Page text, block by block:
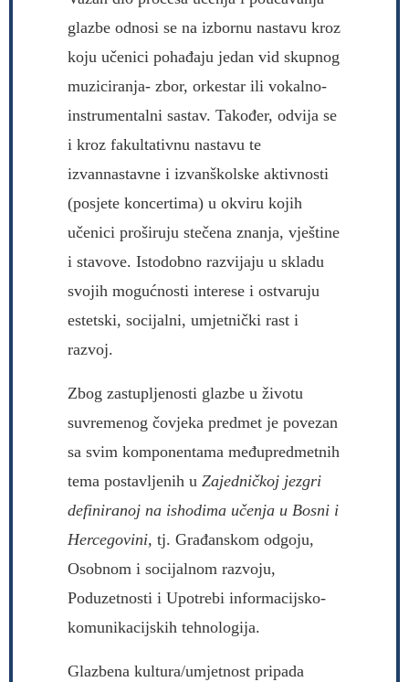
glazbe odnosi se na izbornu nastavu kroz
koju učenici pohađaju jedan vid skupnog
muziciranja- zbor, orkestar ili vokalno-
instrumentalni sastav. Također, odvija se
i kroz fakultativnu nastavu te
izvannastavne i izvanškolske aktivnosti
(posjete koncertima) u okviru kojih
učenici proširuju stečena znanja, vještine
i stavove. Istodobno razvijaju u skladu
svojih mogućnosti interese i ostvaruju
estetski, socijalni, umjetnički rast i
razvoj.
Zbog zastupljenosti glazbe u životu
suvremenog čovjeka predmet je povezan
sa svim komponentama međupredmetnih
tema postavljenih u Zajedničkoj jezgri
definiranoj na ishodima učenja u Bosni i
Hercegovini, tj. Građanskom odgoju,
Osobnom i socijalnom razvoju,
Poduzetnosti i Upotrebi informacijsko-
komunikacijskih tehnologija.
Glazbena kultura/umjetnost pripada